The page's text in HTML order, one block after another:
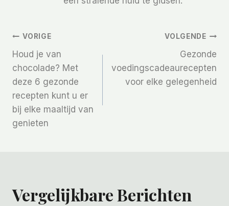
Bericht
Navigatie
VORIGE
Houd je van
chocolade? Met
deze 6 gezonde
recepten kunt u er
bij elke maaltijd van
genieten
VOLGENDE
Gezonde
voedingscadeaurecepten
voor elke gelegenheid
Vergelijkbare Berichten